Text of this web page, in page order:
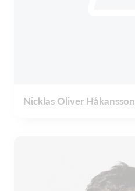
Nicklas Oliver Håkansson